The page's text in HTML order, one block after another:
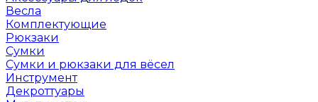
Весла
Комплектующие
Рюкзаки
Сумки
Сумки и рюкзаки для вёсел
Инструмент
Декроттуары